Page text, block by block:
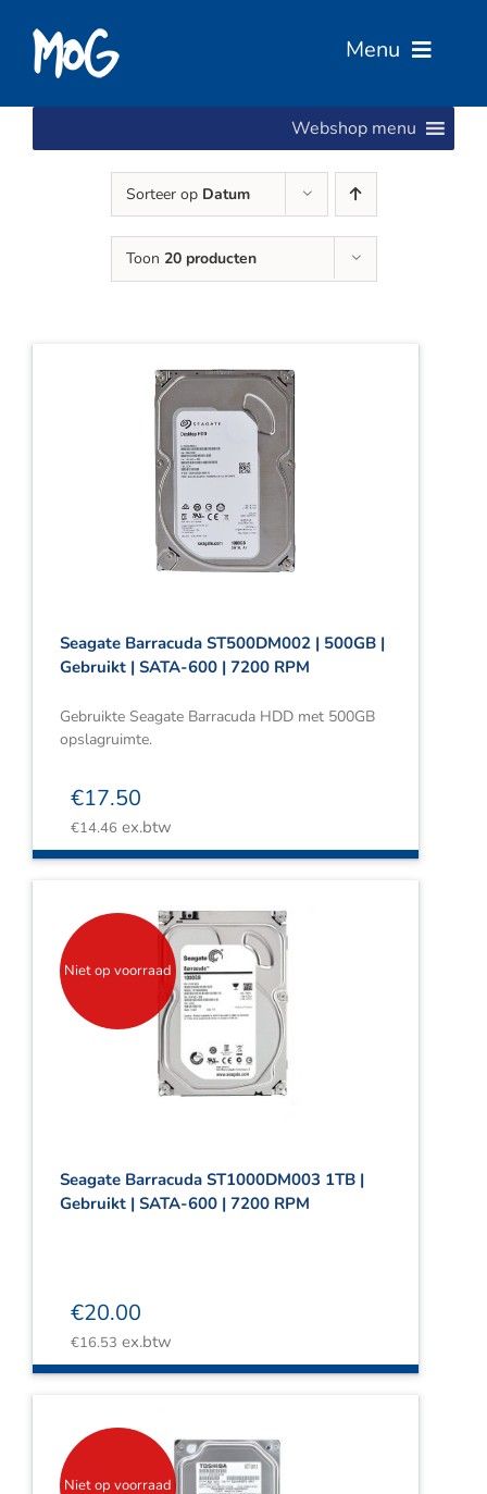
inhoud
Menu
Services
Winkelwagen
Webshop menu
Sorteer op Datum
Toon 20 producten
Seagate Barracuda ST500DM002 | 500GB |
Gebruikt | SATA-600 | 7200 RPM
Gebruikte Seagate Barracuda HDD met 500GB
opslagruimte.
€17.50
€14.46 ex.btw
Niet op voorraad
Seagate Barracuda ST1000DM003 1TB |
Gebruikt | SATA-600 | 7200 RPM
€20.00
€16.53 ex.btw
Niet op voorraad